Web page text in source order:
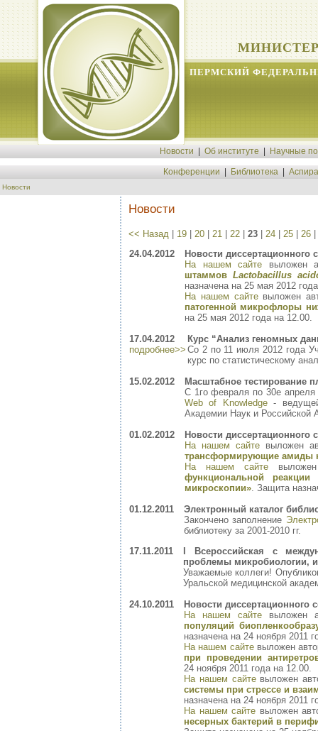
ПЕРМСКИЙ
Новости Об институте Научные
Конференции Библиотека
Новости
Новости
<< Назад | 19 | 20 | 21 | 22 | 23 | 24 | 25 | 26 |
24.04.2012
Новости диссертационного
На нашем сайте выложен
штаммовLactobacillus
назначена на 25 мая 2012
На нашем сайтевыложен
патогенной микрофлоры
на 25 мая 2012 года на 12.00.
17.04.2012
подробнее>>
Курс “Анализ геномных
Со 2 по 11 июля 2012 года
курс по статистическому
15.02.2012
Масштабное тестирование
С 1го февраля по 30е апреля
Web of Knowledge- ведущей
Академии Наук и Российской
01.02.2012
Новости диссертационного
На нашем сайтевыложен
трансформирующие амиды
На нашем сайте
функциональной
микроскопии» . Защита
01.12.2011
Электронный каталог
Закончено заполнение
библиотеку за 2001-2010 гг.
17.11.2011
I Всероссийская с
проблемы микробиологии,
Уважаемые коллеги!
Уральской медицинской
24.10.2011
Новости диссертационного
На нашем сайте выложен
популяций
назначена на 24 ноября 2011
На нашем сайтевыложен
при проведении
24 ноября 2011 года на 12.00.
На нашем сайтевыложен
системы при стрессе и
назначена на 24 ноября 2011
На нашем сайте выложен
несерных бактерий в